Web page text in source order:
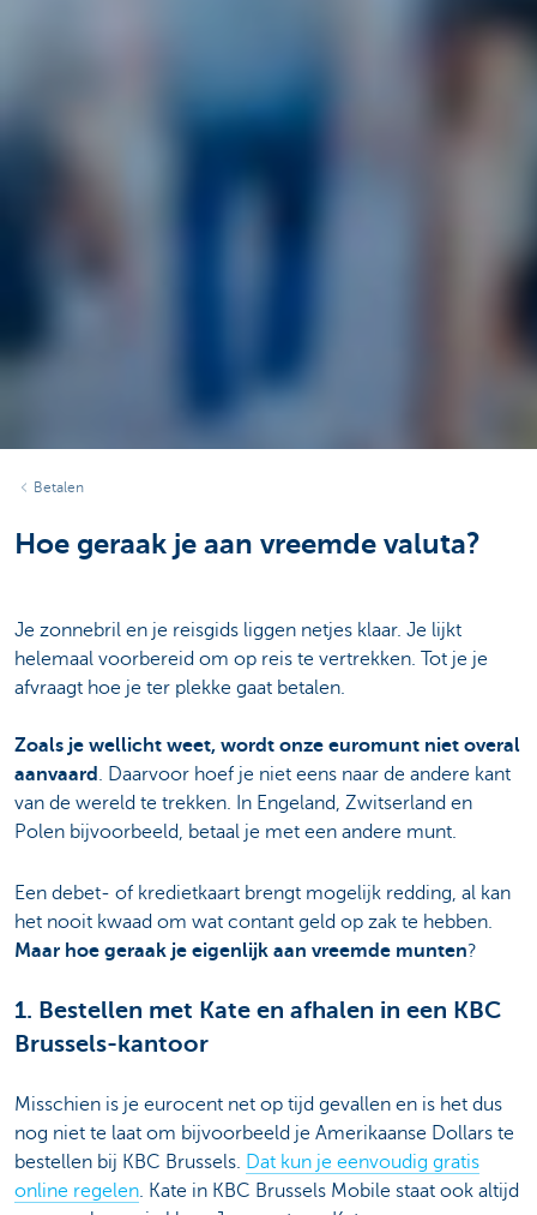
Betalen
Hoe geraak je aan vreemde valuta?
Je zonnebril en je reisgids liggen netjes klaar. Je lijkt
helemaal voorbereid om op reis te vertrekken. Tot je je
afvraagt hoe je ter plekke gaat betalen.
Zoals je wellicht weet, wordt onze euromunt niet overal
aanvaard . Daarvoor hoef je niet eens naar de andere kant
van de wereld te trekken. In Engeland, Zwitserland en
Polen bijvoorbeeld, betaal je met een andere munt.
Een debet- of kredietkaart brengt mogelijk redding, al kan
het nooit kwaad om wat contant geld op zak te hebben.
Maar hoe geraak je eigenlijk aan vreemde munten?
1. Bestellen met Kate en afhalen in een KBC
Brussels-kantoor
Misschien is je eurocent net op tijd gevallen en is het dus
nog niet te laat om bijvoorbeeld je Amerikaanse Dollars te
bestellen bij KBC Brussels. Dat kun je eenvoudig gratis
online regelen . Kate in KBC Brussels Mobile staat ook altijd